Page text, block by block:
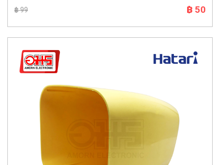
฿ 99 ฿ 50